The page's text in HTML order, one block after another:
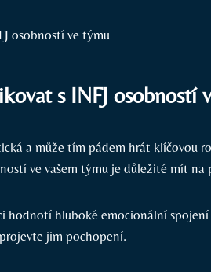
s INFJ osobností
a může tím pádem hrát klíčovou
ve vašem týmu je důležité mít na
hodnotí hluboké emocionální
jim pochopení.